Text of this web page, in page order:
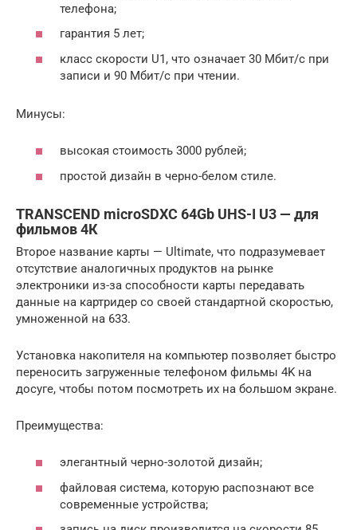
телефона;
гарантия 5 лет;
класс скорости U1, что означает 30 Мбит/с при
записи и 90 Мбит/с при чтении.
Минусы:
высокая стоимость 3000 рублей;
простой дизайн в черно-белом стиле.
TRANSCEND microSDXC 64Gb UHS-I U3 — для
фильмов 4К
Второе название карты — Ultimate, что подразумевает
отсутствие аналогичных продуктов на рынке
электроники из-за способности карты передавать
данные на картридер со своей стандартной скоростью,
умноженной на 633.
Установка накопителя на компьютер позволяет быстро
переносить загруженные телефоном фильмы 4K на
досуге, чтобы потом посмотреть их на большом экране.
Преимущества:
элегантный черно-золотой дизайн;
файловая система, которую распознают все
современные устройства;